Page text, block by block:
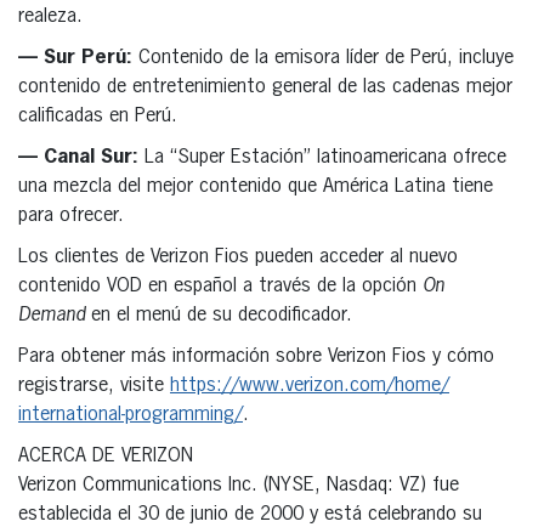
realeza.
— Sur Perú: Contenido de la emisora líder ​​de Perú, incluye
contenido de entretenimiento general de las cadenas mejor
calificadas en Perú.
— Canal Sur: La “Super Estación” latinoamericana ofrece
una mezcla del mejor contenido que América Latina tiene
para ofrecer.
Los clientes de Verizon Fios pueden acceder al nuevo
contenido VOD en español a través de la opción On
Demanden el menú de su decodificador.
Para obtener más información sobre Verizon Fios y cómo
registrarse, visite https://www.verizon.com/home/
international-programming/.
ACERCA DE VERIZON
Verizon Communications Inc. (NYSE, Nasdaq: VZ) fue
establecida el 30 de junio de 2000 y está celebrando su